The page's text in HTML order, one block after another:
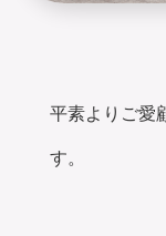
平素よりご愛
す。